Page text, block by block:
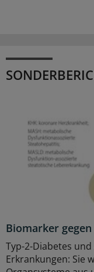
Biomarker
Typ-2-Diabetes
Erkrankungen: Sie